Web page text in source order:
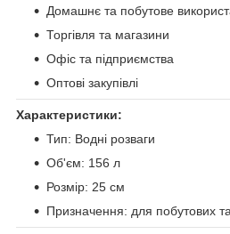
Домашнє та побутове
Торгівля та магазини
Офіс та підприємства
Оптові закупівлі
Характеристики:
Тип: Водні розваги
Об'єм: 156 л
Розмір: 25 см
Призначення: для побутових